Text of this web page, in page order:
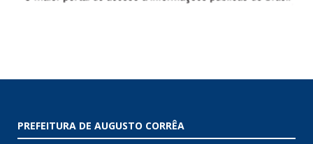
PREFEITURA DE AUGUSTO CORRÊA